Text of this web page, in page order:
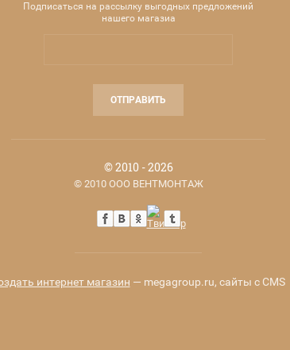
Подписаться на рассылку выгодных предложений
нашего магазиа
ОТПРАВИТЬ
© 2010 - 2026
© 2010 ООО ВЕНТМОНТАЖ
интернет магазин — megagroup.ru, сайты с CMS